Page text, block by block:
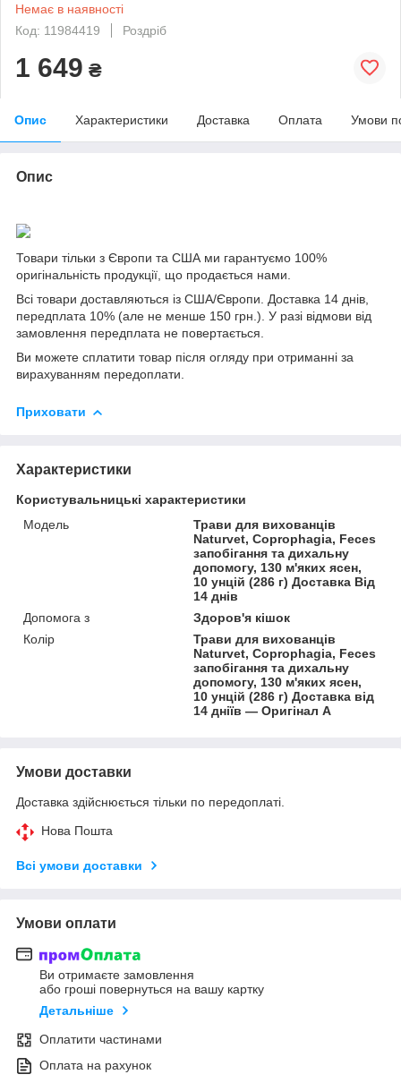
Немає в наявності
Код: 11984419
Роздріб
1 649 ₴
Опис Характеристики Доставка Оплата Умови
Опис
Товари тільки з Європи та США ми гарантуємо 100%
оригінальність продукції, що продається нами.
Всі товари доставляються із США/Європи. Доставка 14 днів,
передплата 10% (але не менше 150 грн.). У разі відмови від
замовлення передплата не повертається.
Ви можете сплатити товар після огляду при отриманні за
вирахуванням передоплати.
Приховати
Характеристики
Користувальницькі характеристики
Мoдель
Трави для вихованців
Naturvet, Coprophagia, Feces
запобігання та дихальну
допомогу, 130 м'яких ясен,
10 унцій (286 г) Доставка Від
14 днів
Допомога з
Здоров'я кішок
Колір
Трави для вихованців
Naturvet, Coprophagia, Feces
запобігання та дихальну
допомогу, 130 м'яких ясен,
10 унцій (286 г) Доставка від
14 дніїв — Оригінал A
Умови доставки
Доставка здійснюється тільки по передоплаті.
Нова Пошта
Всі умови доставки
Умови оплати
Ви отримаєте замовлення
або гроші повернуться на вашу картку
Детальніше
Оплатити частинами
Оплата на рахунок